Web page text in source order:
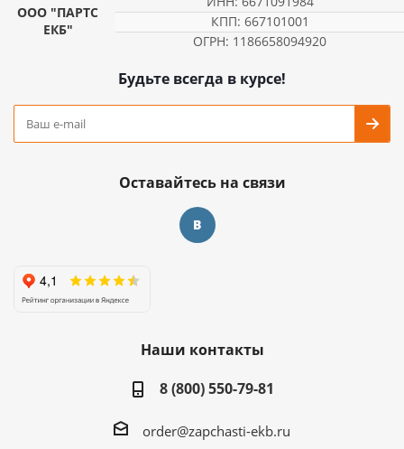
ООО "ПАРТС
ЕКБ"
КПП: 667101001
ОГРН: 1186658094920
Будьте всегда в курсе!
Оставайтесь на связи
Наши контакты
8 (800) 550-79-81
order@zapchasti-ekb.ru